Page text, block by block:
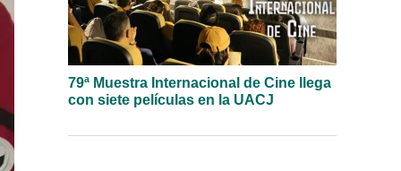
79ª Muestra Internacional de Cine llega
con siete películas en la UACJ